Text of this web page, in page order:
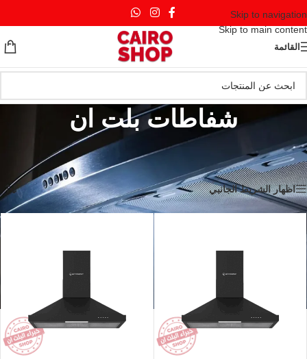
Skip to navigation
Skip to main content
القائمة
شفاطات بلت ان
الرئيسية شفاطات بلت ان
عرض 109–118 من أصل 118 نتيجة
اظهار الشريط الجانبي